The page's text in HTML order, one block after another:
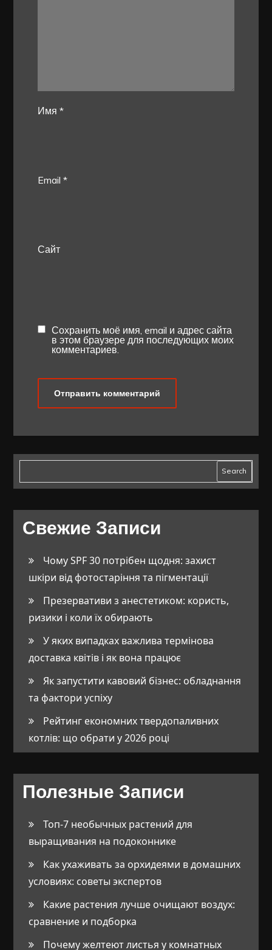
Имя*
Email*
Сайт
Сохранить моё имя, email и адрес сайта
в этом браузере для последующих моих
комментариев.
Search
Свежие Записи
Чому SPF 30 потрібен щодня: захист
шкіри від фотостаріння та пігментації
Презервативи з анестетиком: користь,
ризики і коли їх обирають
У яких випадках важлива термінова
доставка квітів і як вона працює
Як запустити кавовий бізнес: обладнання
та фактори успіху
Рейтинг економних твердопаливних
котлів: що обрати у 2026 році
Полезные Записи
Топ-7 необычных растений для
выращивания на подоконнике
Как ухаживать за орхидеями в домашних
условиях: советы экспертов
Какие растения лучше очищают воздух:
сравнение и подборка
Почему желтеют листья у комнатных